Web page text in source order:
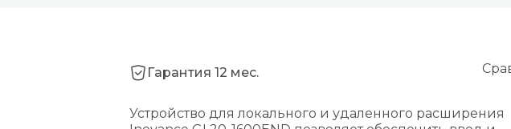
Гарантия 12 мес.
Устройство для локального и удаленного расширения